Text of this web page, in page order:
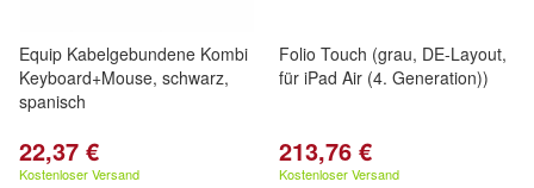
Equip Kabelgebundene Kombi
Keyboard+Mouse, schwarz,
spanisch
22,37 €
Kostenloser Versand
Folio Touch (grau, DE-Layout,
für iPad Air (4. Generation))
213,76 €
Kostenloser Versand